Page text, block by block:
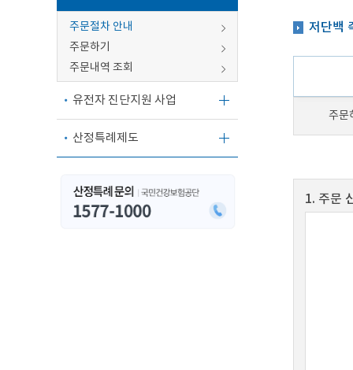
주문절차 안내
주문하기
주문내역 조회
유전자 진단지원 사업
산정특례제도
저단백
주문
1. 주문